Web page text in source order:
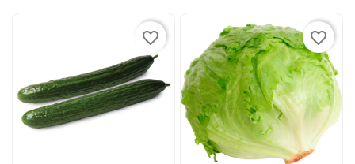
favorite_border favorite_border